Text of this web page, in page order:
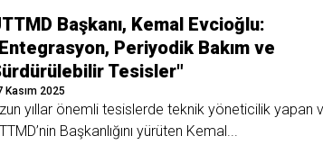
Başkanı, Kemal Evcioğlu:
Periyodik Bakım ve
Tesisler"
Kasım 2025
yıllar önemli tesislerde teknik yöneticilik yapan
Başkanlığını yürüten Kemal...